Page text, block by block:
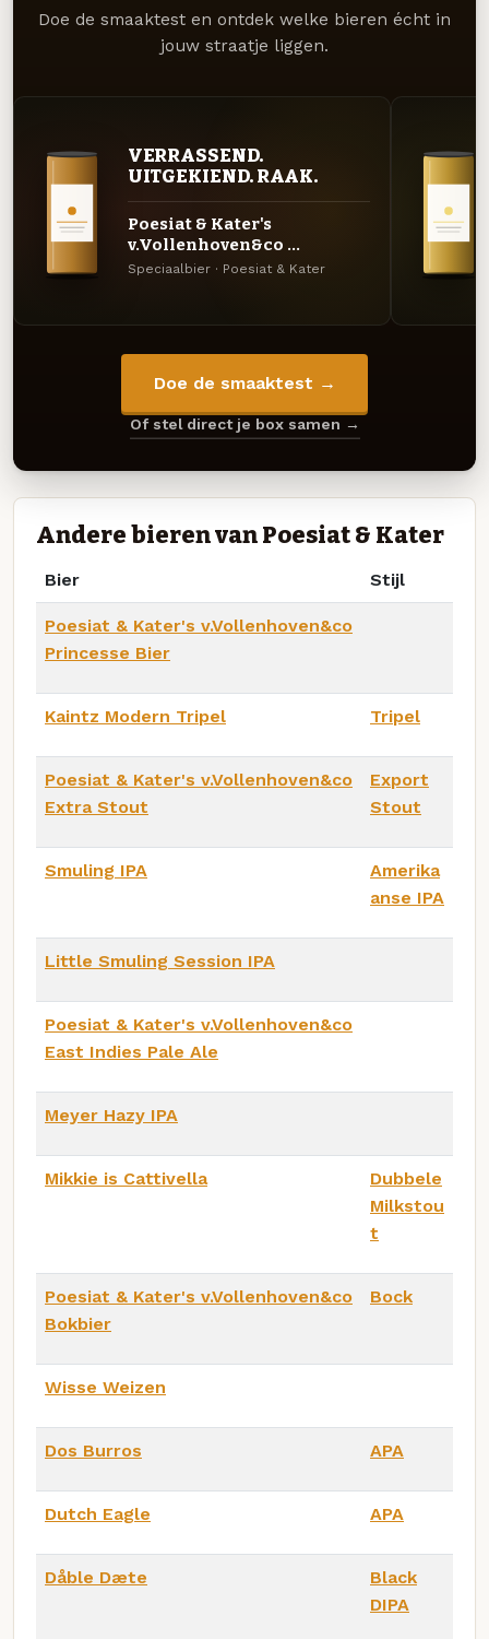
Doe de smaaktest en ontdek welke bieren écht in
jouw straatje liggen.
VERRASSEND.
UITGEKIEND. RAAK.
Poesiat & Kater's
v.Vollenhoven&co ...
Speciaalbier · Poesiat & Kater
Doe de smaaktest →
Of stel direct je box samen →
Andere bieren van Poesiat & Kater
Bier Stijl
Poesiat & Kater's v.Vollenhoven&co
Princesse Bier
Kaintz Modern Tripel Tripel
Poesiat & Kater's v.Vollenhoven&co
Extra Stout
Export
Stout
Smuling IPA
Amerika
anse IPA
Little Smuling Session IPA
Poesiat & Kater's v.Vollenhoven&co
East Indies Pale Ale
Meyer Hazy IPA
Mikkie is Cattivella
Dubbele
Milkstou
t
Poesiat & Kater's v.Vollenhoven&co
Bokbier
Bock
Wisse Weizen
Dos Burros APA
Dutch Eagle APA
Dåble Dæte
Black
DIPA